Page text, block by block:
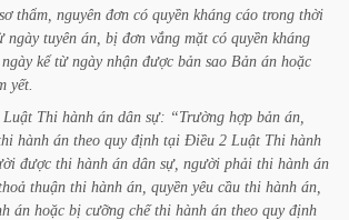
sơ thẩm, nguyên đơn có quyền kháng cáo trong thời
ngày tuyên án, bị đơn vắng mặt có quyền kháng
ngày kể từ ngày nhận được bản sao Bản án hoặc
yết.
Luật Thi hành án dân sự: “Trường hợp bản án,
hành án theo quy định tại Điều 2 Luật Thi hành
được thi hành án dân sự, người phải thi hành án
thuận thi hành án, quyền yêu cầu thi hành án,
án hoặc bị cưỡng chế thi hành án theo quy định